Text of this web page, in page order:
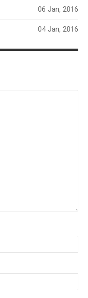
06 Jan, 2016
04 Jan, 2016